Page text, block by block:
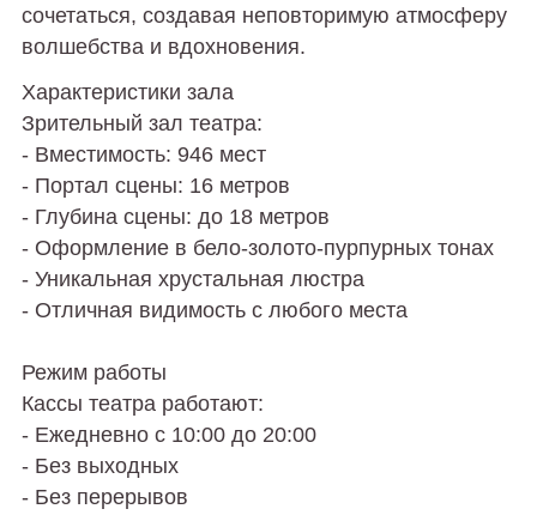
сочетаться, создавая неповторимую атмосферу
волшебства и вдохновения.
Характеристики зала
Зрительный зал театра:
- Вместимость: 946 мест
- Портал сцены: 16 метров
- Глубина сцены: до 18 метров
- Оформление в бело-золото-пурпурных тонах
- Уникальная хрустальная люстра
- Отличная видимость с любого места
Режим работы
Кассы театра работают:
- Ежедневно с 10:00 до 20:00
- Без выходных
- Без перерывов